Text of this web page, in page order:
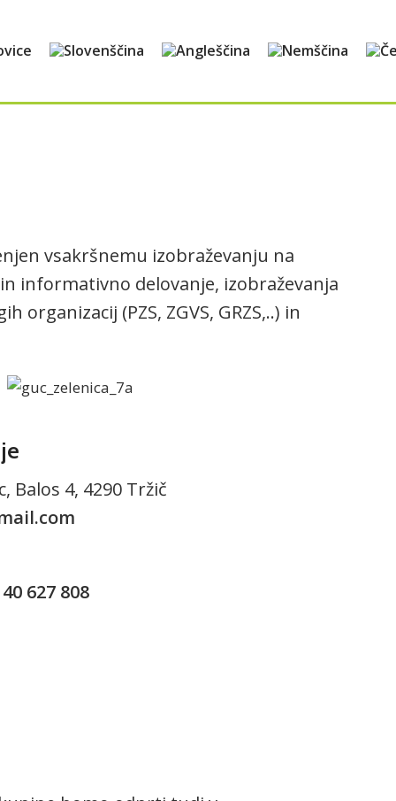
vsakršnemu izobraževanju na
informativno delovanje, izobraževanja
(PZS, ZGVS, GRZS,..) in
Balos 4, 4290 Tržič
627 808